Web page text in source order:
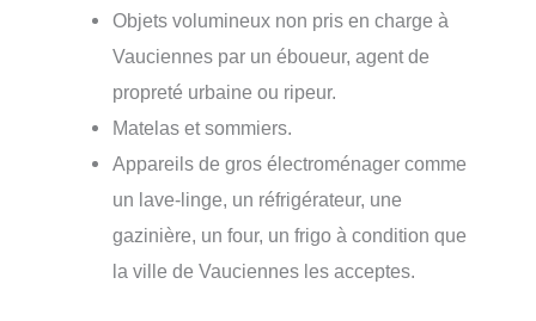
Objets volumineux non pris en charge à
Vauciennes par un éboueur, agent de
propreté urbaine ou ripeur.
Matelas et sommiers.
Appareils de gros électroménager comme
un lave-linge, un réfrigérateur, une
gazinière, un four, un frigo à condition que
la ville de Vauciennes les acceptes.